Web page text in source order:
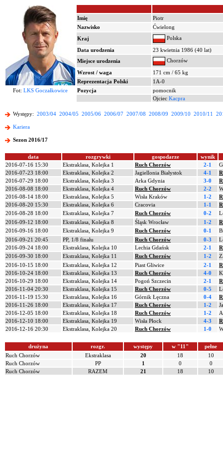
Imię
Piotr
Nazwisko
Ćwielong
Kraj
Polska
Data urodzenia
23 kwietnia 1986 (40 lat)
Miejsce urodzenia
Chorzów
Wzrost / waga
171 cm / 65 kg
Reprezentacja Polski
1A-0
Fot: LKS Goczałkowice Pozycja
pomocnik
Ojciec Kacpra
Występy: 2003/04 2004/05 2005/06 2006/07 2007/08 2008/09 2009/10 2010/11
Kariera
Sezon 2016/17
data rozgrywki gospodarze
wynik
2016-07-16 15:30
Ekstraklasa, Kolejka 1 Ruch Chorzów 2-1
2016-07-23 18:00
Ekstraklasa, Kolejka 2 Jagiellonia Białystok 4-1
2016-07-29 18:00
Ekstraklasa, Kolejka 3 Arka Gdynia 3-0
2016-08-08 18:00
Ekstraklasa, Kolejka 4 Ruch Chorzów 2-2
2016-08-14 18:00
Ekstraklasa, Kolejka 5 Wisła Kraków 1-2
2016-08-20 15:30
Ekstraklasa, Kolejka 6 Cracovia 1-1
2016-08-28 18:00
Ekstraklasa, Kolejka 7 Ruch Chorzów 0-2
2016-09-12 18:00
Ekstraklasa, Kolejka 8 Śląsk Wrocław 1-2
2016-09-16 18:00
Ekstraklasa, Kolejka 9 Ruch Chorzów 0-1
2016-09-21 20:45
PP, 1/8 finału Ruch Chorzów 0-3
2016-09-24 18:00
Ekstraklasa, Kolejka 10 Lechia Gdańsk 2-1
2016-09-30 18:00
Ekstraklasa, Kolejka 11 Ruch Chorzów 1-2
2016-10-15 18:00
Ekstraklasa, Kolejka 12 Piast Gliwice 2-1
2016-10-24 18:00
Ekstraklasa, Kolejka 13 Ruch Chorzów 4-0
2016-10-29 18:00
Ekstraklasa, Kolejka 14 Pogoń Szczecin 2-1
2016-11-04 20:30
Ekstraklasa, Kolejka 15 Ruch Chorzów 0-5
2016-11-19 15:30
Ekstraklasa, Kolejka 16 Górnik Łęczna 0-4
2016-11-26 18:00
Ekstraklasa, Kolejka 17 Ruch Chorzów 1-2
2016-12-05 18:00
Ekstraklasa, Kolejka 18 Ruch Chorzów 1-2
2016-12-10 18:00
Ekstraklasa, Kolejka 19 Wisła Płock 4-3
2016-12-16 20:30
Ekstraklasa, Kolejka 20 Ruch Chorzów 1-0
drużyna rozgr. występy w "11"
pełne
Ruch Chorzów
Ekstraklasa 20 18
10
Ruch Chorzów
PP 1 0
0
Ruch Chorzów
RAZEM 21 18 10